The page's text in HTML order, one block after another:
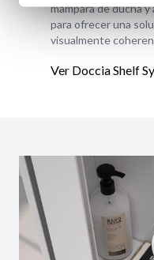
mampara de ducha
para ofrecer una
visualmente
Ver Doccia Shelf